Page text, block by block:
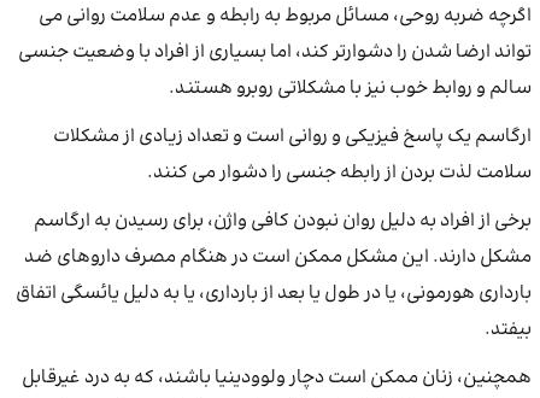
اگرچه ضربه روحی، مسائل مربوط به رابطه و عدم سلامت روانی می
تواند ارضا شدن را دشوارتر کند، اما بسیاری از افراد با وضعیت جنسی
سالم و روابط خوب نیز با مشکلاتی روبرو هستند.
ارگاسم یک پاسخ فیزیکی و روانی است و تعداد زیادی از مشکلات
سلامت لذت بردن از رابطه جنسی را دشوار می کنند.
برخی از افراد به دلیل روان نبودن کافی واژن، برای رسیدن به ارگاسم
مشکل دارند. این مشکل ممکن است در هنگام مصرف داروهای ضد
بارداری هورمونی، یا در طول یا بعد از بارداری، یا به دلیل یائسگی اتفاق
بیفتد.
همچنین، زنان ممکن است دچار ولوودینیا باشند، که به درد غیرقابل